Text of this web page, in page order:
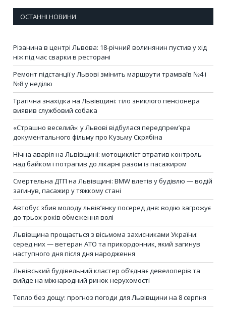
ОСТАННІ НОВИНИ
Різанина в центрі Львова: 18-річний волинянин пустив у хід
ніж під час сварки в ресторані
Ремонт підстанції у Львові змінить маршрути трамваїв №4 і
№8 у неділю
Трагічна знахідка на Львівщині: тіло зниклого пенсіонера
виявив службовий собака
«Страшно веселий»: у Львові відбулася передпрем’єра
документального фільму про Кузьму Скрябіна
Нічна аварія на Львівщині: мотоцикліст втратив контроль
над байком і потрапив до лікарні разом із пасажиром
Смертельна ДТП на Львівщині: BMW влетів у будівлю — водій
загинув, пасажир у тяжкому стані
Автобус збив молоду львів’янку посеред дня: водію загрожує
до трьох років обмеження волі
Львівщина прощається з вісьмома захисниками України:
серед них — ветеран АТО та прикордонник, який загинув
наступного дня після дня народження
Львівський будівельний кластер об’єднає девелоперів та
вийде на міжнародний ринок нерухомості
Тепло без дощу: прогноз погоди для Львівщини на 8 серпня